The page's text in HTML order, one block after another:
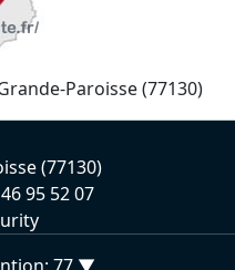
Paroisse (77130)
(77130)
95 52 07